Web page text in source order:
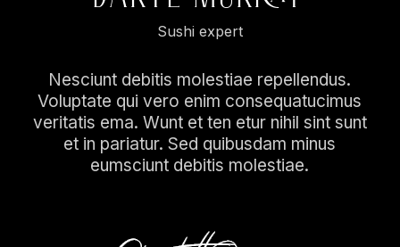
Sushi expert
Nesciunt debitis molestiae repellendus.
Voluptate qui vero enim consequatucimus
veritatis ema. Wunt et ten etur nihil sint sunt
et in pariatur. Sed quibusdam minus
eumsciunt debitis molestiae.